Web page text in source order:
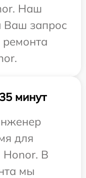
Наш
Ваш запрос
ремонта
минут
для
Honor. В
мы